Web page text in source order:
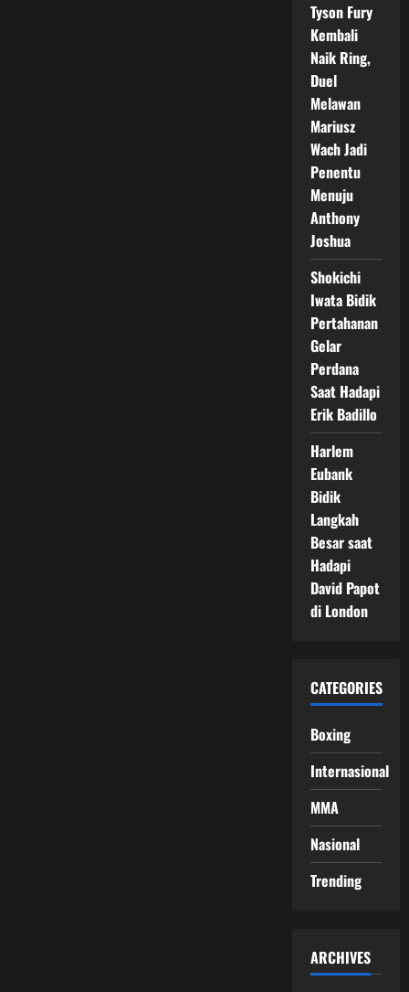
Tyson Fury
Kembali
Naik Ring,
Duel
Melawan
Mariusz
Wach Jadi
Penentu
Menuju
Anthony
Joshua
Shokichi
Iwata Bidik
Pertahanan
Gelar
Perdana
Saat Hadapi
Erik Badillo
Harlem
Eubank
Bidik
Langkah
Besar saat
Hadapi
David Papot
di London
CATEGORIES
Boxing
Internasional
MMA
Nasional
Trending
ARCHIVES